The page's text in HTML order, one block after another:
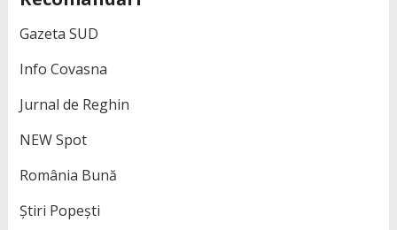
Gazeta SUD
Info Covasna
Jurnal de Reghin
NEW Spot
România Bună
Știri Popești